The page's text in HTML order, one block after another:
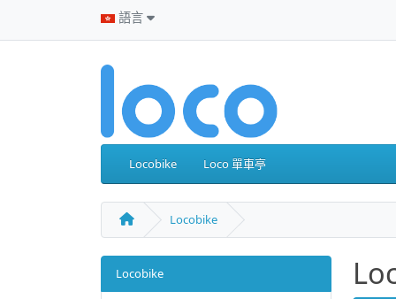
語言
Locobike Loco 單車亭
Locobike
Locobike